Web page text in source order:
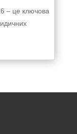
– це ключова